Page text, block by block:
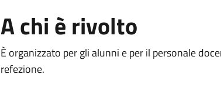
A chi è rivolto
È organizzato per gli alunni e per il personale
refezione.